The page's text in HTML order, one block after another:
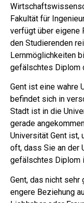
Fakultät für
verfügt über eigene
den Studierenden
Lernmöglichkeiten
gefälschtes Diplom
Gent ist eine wahre
befindet sich in
Stadt ist in die
gerade
Universität Gent ist,
oft, dass Sie an der
gefälschtes Diplom
Gent, das nicht
engere Beziehung